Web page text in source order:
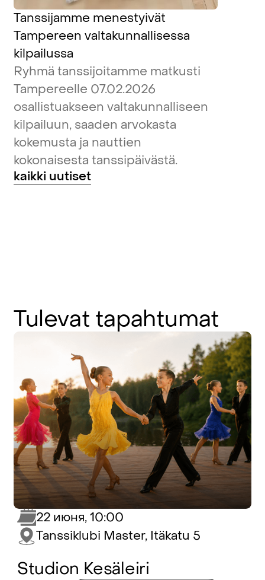
Tanssijamme menestyivät
Tampereen valtakunnallisessa
kilpailussa
Ryhmä tanssijoitamme matkusti
Tampereelle 07.02.2026
osallistuakseen valtakunnalliseen
kilpailuun, saaden arvokasta
kokemusta ja nauttien
kokonaisesta tanssipäivästä.
kaikki uutiset
Tulevat tapahtumat
Studion Kesäleiri
22 июня, 10:00
Tanssiklubi Master, Itäkatu 5